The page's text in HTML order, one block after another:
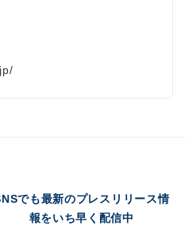
でも最新のプレスリリース情
報をいち早く配信中